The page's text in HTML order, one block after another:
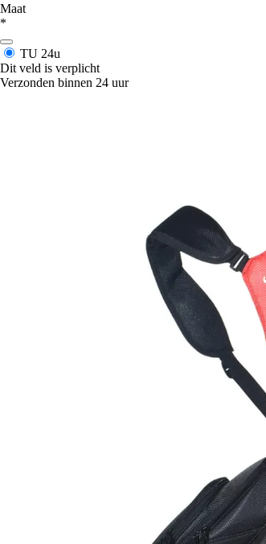
Maat
*
TU 24u
Dit veld is verplicht
Verzonden binnen 24 uur